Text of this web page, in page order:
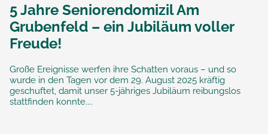
5 Jahre Seniorendomizil Am
Grubenfeld – ein Jubiläum voller
Freude!
Große Ereignisse werfen ihre Schatten voraus – und so
wurde in den Tagen vor dem 29. August 2025 kräftig
geschuftet, damit unser 5-jähriges Jubiläum reibungslos
stattfinden konnte....